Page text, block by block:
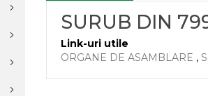
SURUB DIN
Link-uri utile
ORGANE DE ASAMBLARE ,